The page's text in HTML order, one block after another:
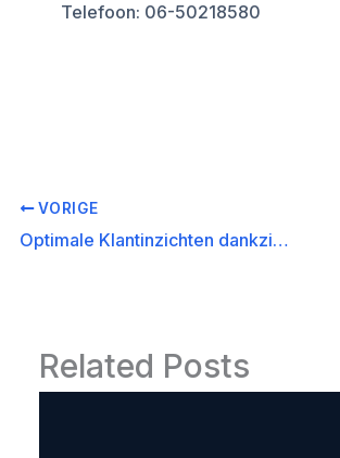
Telefoon: 06-50218580
VORIGE
Optimale Klantinzichten dankzij User Behavior Pattern Identification
Related Posts